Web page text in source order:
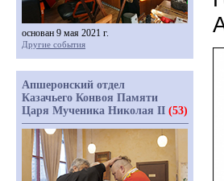
основан 9 мая 2021 г.
Другие события
Апшеронский отдел
Казачьего Конвоя Памяти
Царя Мученика Николая II (53)